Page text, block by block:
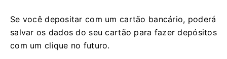
Se você depositar com um cartão bancário, poderá
salvar os dados do seu cartão para fazer depósitos
com um clique no futuro.